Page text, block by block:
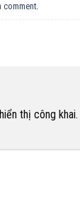
comment.
thị công khai.